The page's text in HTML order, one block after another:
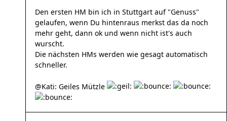
Den ersten HM bin ich in Stuttgart auf "Genuss"
gelaufen, wenn Du hintenraus merkst das da noch
mehr geht, dann ok und wenn nicht ist's auch
wurscht.
Die nächsten HMs werden wie gesagt automatisch
schneller.
@Kati: Geiles Mützle